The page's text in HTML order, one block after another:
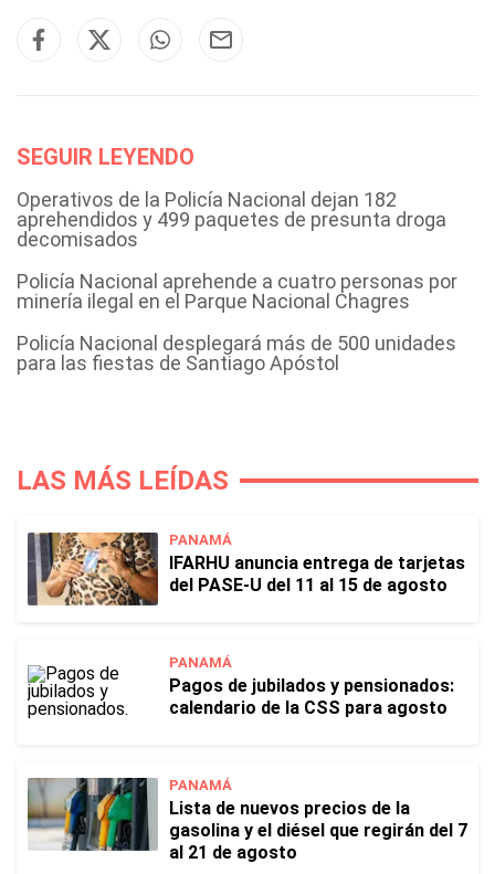
SEGUIR LEYENDO
Operativos de la Policía Nacional dejan 182
aprehendidos y 499 paquetes de presunta droga
decomisados
Policía Nacional aprehende a cuatro personas por
minería ilegal en el Parque Nacional Chagres
Policía Nacional desplegará más de 500 unidades
para las fiestas de Santiago Apóstol
LAS MÁS LEÍDAS
PANAMÁ
IFARHU anuncia entrega de tarjetas
del PASE-U del 11 al 15 de agosto
PANAMÁ
Pagos de jubilados y pensionados:
calendario de la CSS para agosto
PANAMÁ
Lista de nuevos precios de la
gasolina y el diésel que regirán del 7
al 21 de agosto